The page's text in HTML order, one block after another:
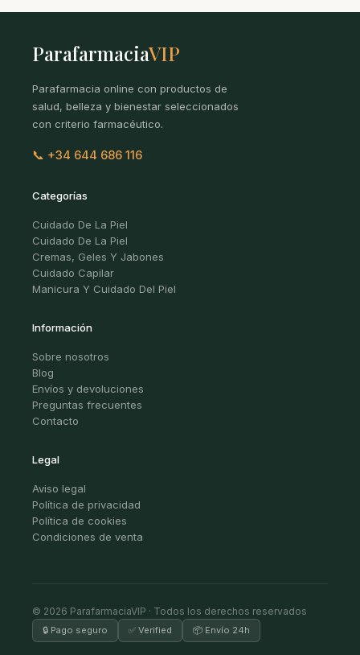
ParafarmaciaVIP
Parafarmacia online con productos de
salud, belleza y bienestar seleccionados
con criterio farmacéutico.
📞 +34 644 686 116
Categorías
Cuidado De La Piel
Cuidado De La Piel
Cremas, Geles Y Jabones
Cuidado Capilar
Manicura Y Cuidado Del Piel
Información
Sobre nosotros
Blog
Envíos y devoluciones
Preguntas frecuentes
Contacto
Legal
Aviso legal
Política de privacidad
Política de cookies
Condiciones de venta
© 2026 ParafarmaciaVIP · Todos los derechos reservados
🔒 Pago seguro ✅ Verified 📦 Envío 24h